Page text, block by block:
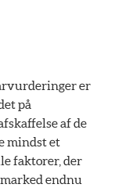
er
på
af de
mindst et
faktorer, der
endnu